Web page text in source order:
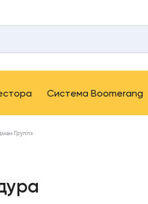
Система Boomerang
Групп»